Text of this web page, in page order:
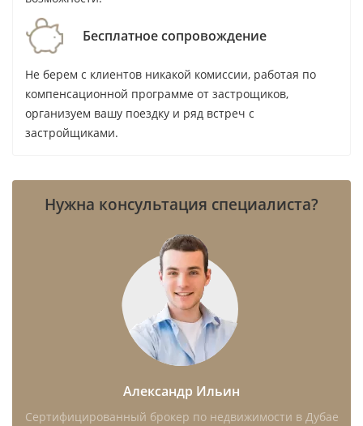
От какой суммы можно купить квартиру?
Какая цена считается рыночной для готовой
квартиры?
Почему цена предложения выше цены
Какая аренда возможна в районе?
Есть ли в районе метро?
Можно ли получить Golden Visa при покупке?
Как работает двухлетняя виза инвестора в
Нужна проверка конкретного лота, сравнение с
Бесплатное сопровождение
Не берем с клиентов никакой комиссии, работая по
компенсационной программе от застрощиков,
организуем вашу поездку и ряд встреч с
застройщиками.
Нужна консультация специалиста?
Александр Ильин
Сертифицированный брокер по недвижимости в Дубае